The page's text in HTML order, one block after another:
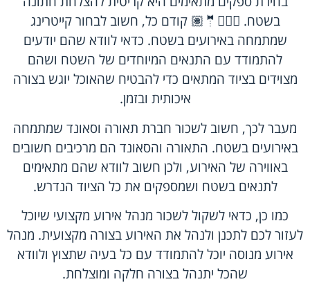
בשטח. 👰🏽‍♀️🤵🏽 קודם כל, חשוב לבחור קייטרינג
שמתמחה באירועים בשטח. כדאי לוודא שהם יודעים
להתמודד עם התנאים המיוחדים של השטח ושהם
מצוידים בציוד המתאים כדי להבטיח שהאוכל יוגש בצורה
איכותית ובזמן.
מעבר לכך, חשוב לשכור חברת תאורה וסאונד שמתמחה
באירועים בשטח. התאורה והסאונד הם מרכיבים חשובים
באווירה של האירוע, ולכן חשוב לוודא שהם מתאימים
לתנאים בשטח ושמספקים את כל הציוד הנדרש.
כמו כן, כדאי לשקול לשכור מנהל אירוע מקצועי שיוכל
לעזור לכם לתכנן ולנהל את האירוע בצורה מקצועית. מנהל
אירוע מנוסה יוכל להתמודד עם כל בעיה שתצוץ ולוודא
שהכל יתנהל בצורה חלקה ומוצלחת.